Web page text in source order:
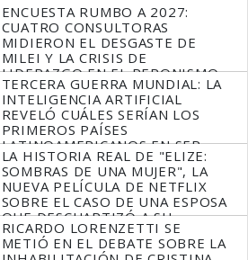
ENCUESTA RUMBO A 2027:
CUATRO CONSULTORAS
MIDIERON EL DESGASTE DE
MILEI Y LA CRISIS DE
LIDERAZGO EN EL PERONISMO
TERCERA GUERRA MUNDIAL: LA
INTELIGENCIA ARTIFICIAL
REVELÓ CUÁLES SERÍAN LOS
PRIMEROS PAÍSES
LATINOAMERICANOS EN SER
DERROTADOS
LA HISTORIA REAL DE "ELIZE:
SOMBRAS DE UNA MUJER", LA
NUEVA PELÍCULA DE NETFLIX
SOBRE EL CASO DE UNA ESPOSA
QUE DESCUARTIZÓ A SU
MARIDO
RICARDO LORENZETTI SE
METIÓ EN EL DEBATE SOBRE LA